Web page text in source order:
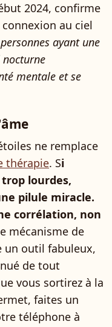
2024, confirme
au ciel
personnes ayant une
mentale et se
ne remplace
thérapie. Si
lourdes,
pilule miracle.
corrélation, non
mécanisme de
un outil fabuleux,
de tout
vous sortirez à la
faites un
téléphone à